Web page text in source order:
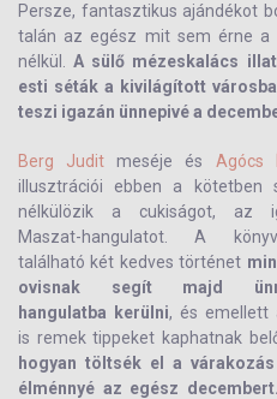
Persze, fantasztikus ajándékot
talán az egész mit sem érne a
nélkül.A sülő mézeskalács
esti séták a kivilágított
teszi igazán ünnepivé a
Berg Judit meséje és Agócs
illusztrációi ebben a kötetben
nélkülözik a cukiságot, az
Maszat-hangulatot. A
található két kedves történet
ovisnak segít majd
hangulatba kerülni, és emellett
is remek tippeket kaphatnak
hogyan töltsék el a
élménnyé az egész decembert.